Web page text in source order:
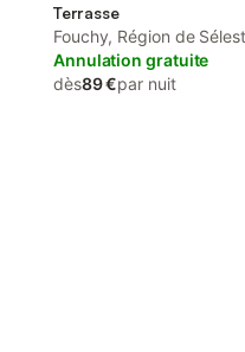
Terrasse
Fouchy, Région de
Annulation gratuite
dès89 €par nuit